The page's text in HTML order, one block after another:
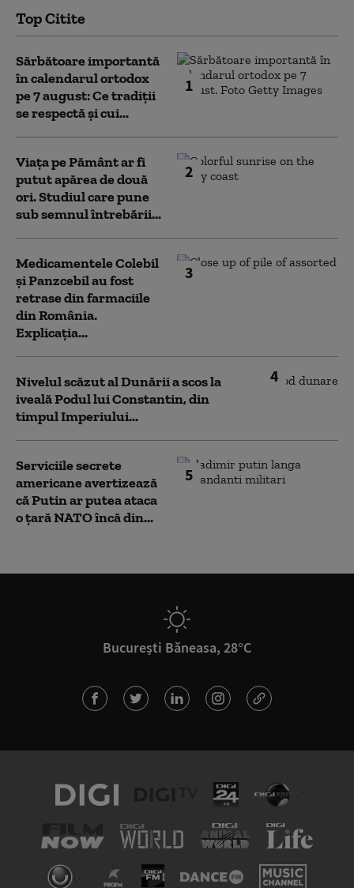
Top Citite
1
Sărbătoare importantă
în calendarul ortodox
pe 7 august: Ce tradiții
se respectă și cui...
2
Viața pe Pământ ar fi
putut apărea de două
ori. Studiul care pune
sub semnul întrebării...
3
Medicamentele Colebil
și Panzcebil au fost
retrase din farmaciile
din România.
Explicația...
4
Nivelul scăzut al Dunării a scos la
iveală Podul lui Constantin, din
timpul Imperiului...
5
Serviciile secrete
americane avertizează
că Putin ar putea ataca
o țară NATO încă din...
București Băneasa, 28°C